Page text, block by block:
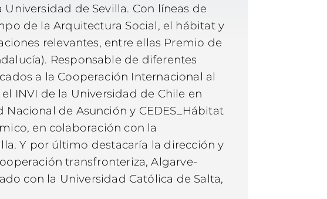
de Sevilla. Con líneas de
de la Arquitectura Social, el hábitat y
relevantes, entre ellas Premio de
Responsable de diferentes
a la Cooperación Internacional al
INVI de la Universidad de Chile en
Nacional de Asunción y CEDES_Hábitat
en colaboración con la
Y por último destacaría la dirección y
transfronteriza, Algarve-
con la Universidad Católica de Salta,